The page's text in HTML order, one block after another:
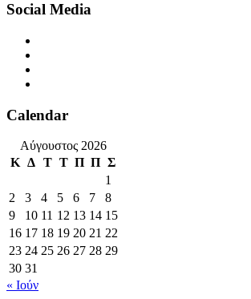
Social Media
Calendar
Αύγουστος 2026
Κ Δ Τ Τ Π Π Σ
1
2
3 4 5 6 7
8
9
10 11 12 13 14 15
16 17 18 19 20 21 22
23 24 25 26 27 28 29
30 31
« Ιούν